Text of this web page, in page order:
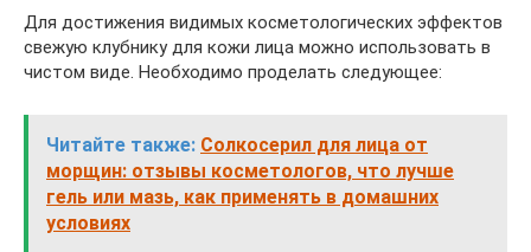
Для достижения видимых косметологических эффектов
свежую клубнику для кожи лица можно использовать в
чистом виде. Необходимо проделать следующее:
Читайте также: Солкосерил для лица от
морщин: отзывы косметологов, что лучше
гель или мазь, как применять в домашних
условиях